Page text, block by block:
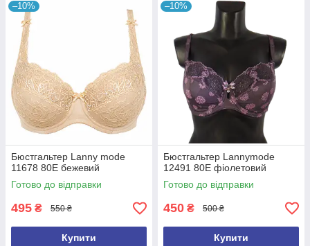
–10%
Бюстгальтер Lanny mode
11678 80E бежевий
Готово до відправки
495 ₴ 550 ₴
Купити
–10%
Бюстгальтер Lannymode
12491 80E фіолетовий
Готово до відправки
450 ₴ 500 ₴
Купити